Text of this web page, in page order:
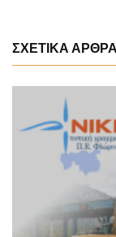
ΣΧΕΤΙΚΑ ΑΡΘΡΑ